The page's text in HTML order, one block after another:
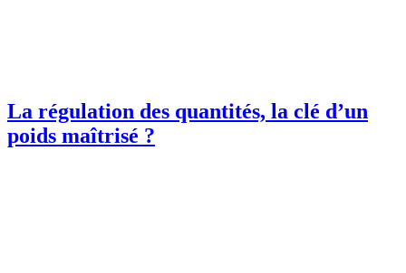
La régulation des quantités, la clé d’un
poids maîtrisé ?